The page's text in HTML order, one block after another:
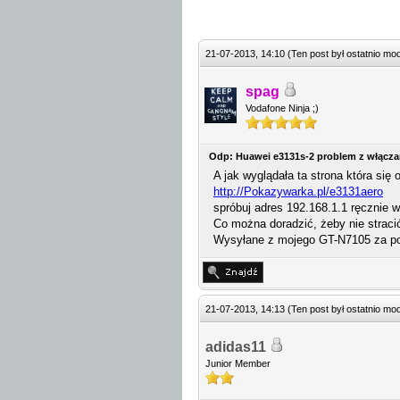
url=http://192.168.1.1/
url=http://192.168.1.1/
url=http://192.168.1.1/
url=http://192.168.1.1/
url=http://192.168.1.1/
url=http://192.168.1.1/
url=http://192.168.1.1/
url=http://192.168.1.1/
url=http://192.168.1.1/
url=http://192.168.1.1/
url=http://192.168.1.1/
21-07-2013, 14:10 (Ten post był ostatnio
spag
Vodafone Ninja ;)
Odp: Huawei e3131s-2 problem z
A jak wyglądała ta strona która się
http://Pokazywarka.pl/e3131aero
spróbuj adres 192.168.1.1 ręcznie
Co można doradzić, żeby nie
Wysyłane z mojego GT-N7105 za
21-07-2013, 14:13 (Ten post był ostatnio
adidas11
Junior Member